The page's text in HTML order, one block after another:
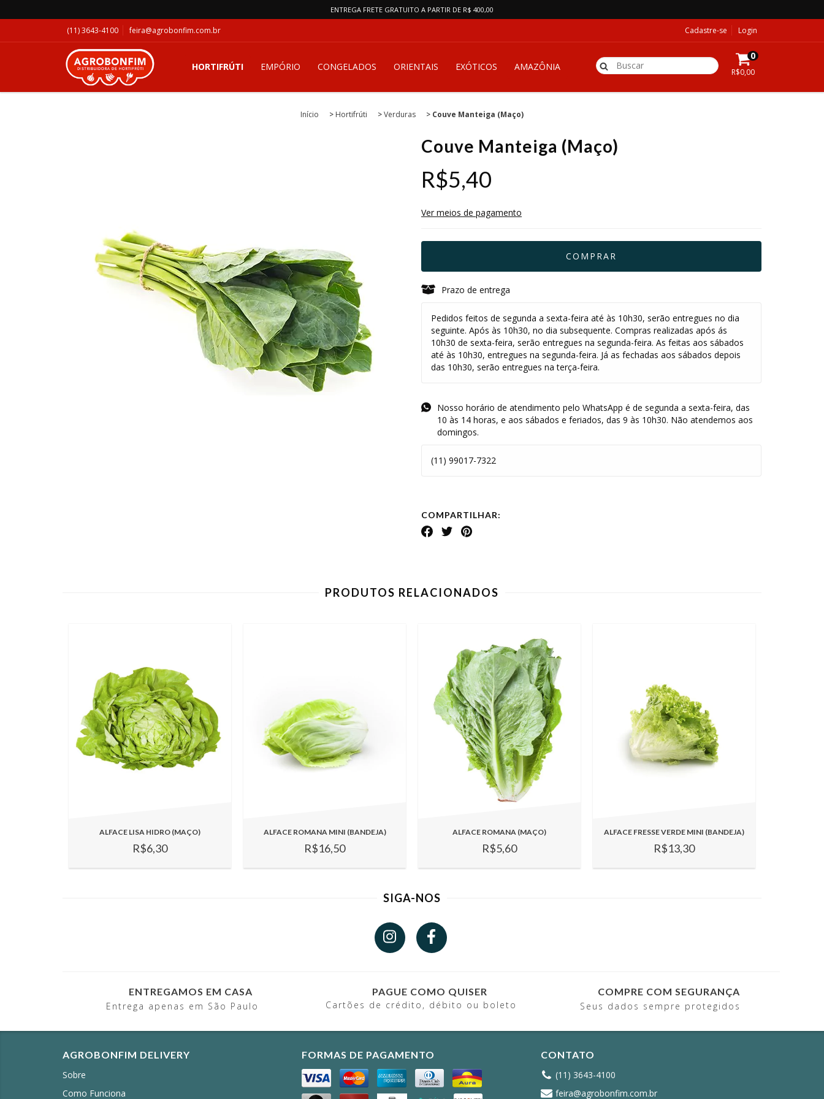
ENTREGA FRETE GRATUITO A PARTIR DE R$ 400,00
(11) 3643-4100 feira@agrobonfim.com.br Cadastre-se Login
HORTIFRÚTI EMPÓRIO CONGELADOS ORIENTAIS EXÓTICOS AMAZÔNIA
0
R$0,00
Início > Hortifrúti >Verduras > Couve Manteiga (Maço)
Couve Manteiga (Maço)
R$5,40
Ver meios de pagamento
Prazo de entrega
Pedidos feitos de segunda a sexta-feira até às 10h30, serão entregues no dia
seguinte. Após às 10h30, no dia subsequente. Compras realizadas após ás
10h30 de sexta-feira, serão entregues na segunda-feira. As feitas aos sábados
até às 10h30, entregues na segunda-feira. Já as fechadas aos sábados depois
das 10h30, serão entregues na terça-feira.
Nosso horário de atendimento pelo WhatsApp é de segunda a sexta-feira, das
10 às 14 horas, e aos sábados e feriados, das 9 às 10h30. Não atendemos aos
domingos.
(11) 99017-7322
COMPARTILHAR:
PRODUTOS RELACIONADOS
ALFACE LISA HIDRO (MAÇO)
R$6,30
ALFACE ROMANA MINI (BANDEJA)
R$16,50
ALFACE ROMANA (MAÇO)
R$5,60
ALFACE FRESSE VERDE MINI (BANDEJA)
R$13,30
SIGA-NOS
ENTREGAMOS EM CASA
Entrega apenas em São Paulo
PAGUE COMO QUISER
Cartões de crédito, débito ou boleto
COMPRE COM SEGURANÇA
Seus dados sempre protegidos
AGROBONFIM DELIVERY
Sobre
Como Funciona
FORMAS DE PAGAMENTO
CONTATO
(11) 3643-4100
feira@agrobonfim.com.br